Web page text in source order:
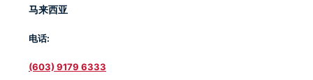
马来西亚
电话:
(603) 9179 6333